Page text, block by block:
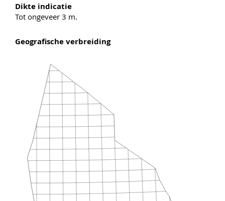
Dikte indicatie
Tot ongeveer 3 m.
Geografische verbreiding